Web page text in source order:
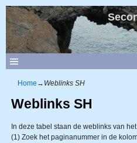
Home → Weblinks SH
Weblinks SH
In deze tabel staan de weblinks van
(1) Zoek het paginanummer in de